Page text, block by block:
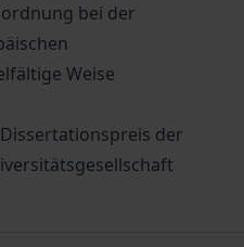
bei der
Weise
der